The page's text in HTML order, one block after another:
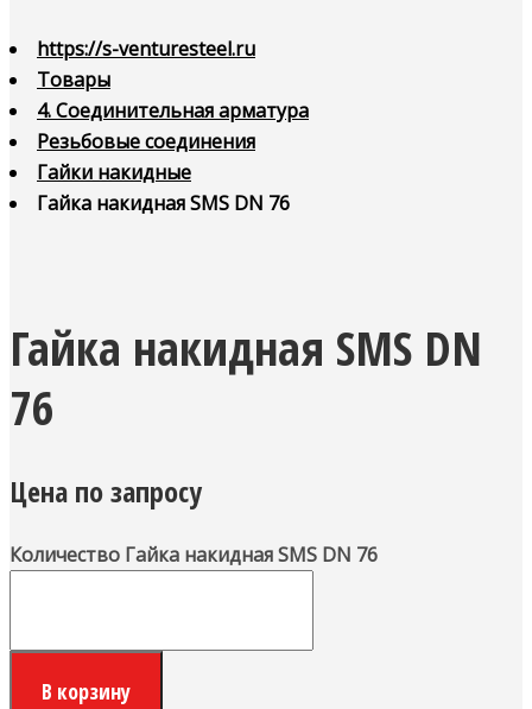
https://s-venturesteel.ru
Товары
4. Соединительная арматура
Резьбовые соединения
Гайки накидные
Гайка накидная SMS DN 76
Гайка накидная SMS DN
76
Цена по запросу
Количество Гайка накидная SMS DN 76
В корзину